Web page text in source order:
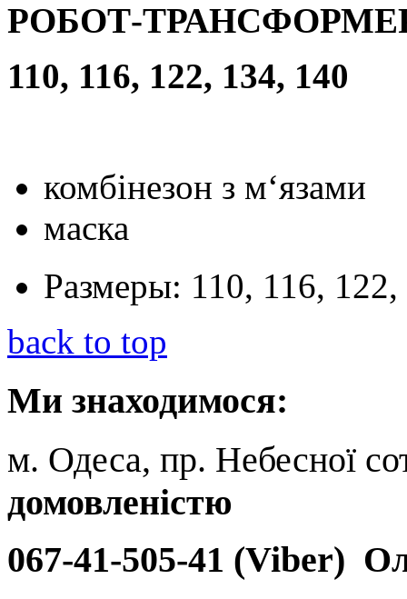
РОБОТ-
110, 116, 122, 134, 140
комбінезон з м‘язами
маска
Размеры: 110, 116,
back to top
Ми знаходимося:
м. Одеса, пр. Небесної
домовленістю
067-41-505-41 (Viber)